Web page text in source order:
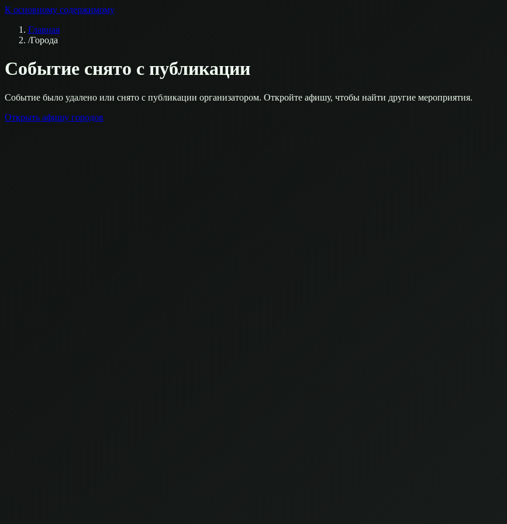
К основному содержимому
Главная
/Города
Событие снято с публикации
Событие было удалено или снято с публикации организатором. Откройте афишу, чтобы найти другие мероприятия.
Открыть афишу городов